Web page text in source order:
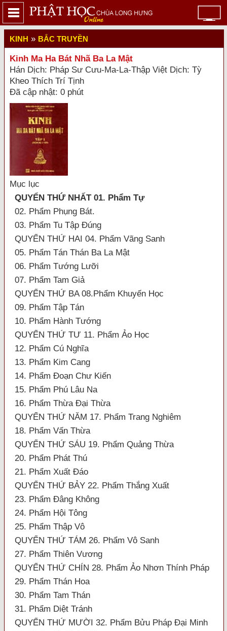
KINH » BẮC TRUYỀN
Kinh Ma Ha Bát Nhã Ba La Mật
Hán Dịch: Pháp Sư Cưu-Ma-La-Thập Việt Dịch: Tỳ
Kheo Thích Trí Tịnh
Đã cập nhật: 0 phút
Mục lục
QUYỂN THỨ NHẤT 01. Phẩm Tự
02. Phẩm Phụng Bát.
03. Phẩm Tu Tập Đúng
QUYỂN THỨ HAI 04. Phẩm Vãng Sanh
05. Phẩm Tán Thán Ba La Mật
06. Phẩm Tướng Lưỡi
07. Phẩm Tam Giả
QUYỂN THỨ BA 08.Phẩm Khuyến Học
09. Phẩm Tập Tán
10. Phẩm Hành Tướng
QUYỂN THỨ TƯ 11. Phẩm Ảo Học
12. Phẩm Cú Nghĩa
13. Phẩm Kim Cang
14. Phẩm Đoạn Chư Kiến
15. Phẩm Phú Lâu Na
16. Phẩm Thừa Đại Thừa
QUYỂN THỨ NĂM 17. Phẩm Trang Nghiêm
18. Phẩm Vấn Thừa
QUYỂN THỨ SÁU 19. Phẩm Quảng Thừa
20. Phẩm Phát Thú
21. Phẩm Xuất Đáo
QUYỂN THỨ BẢY 22. Phẩm Thắng Xuất
23. Phẩm Đâng Không
24. Phẩm Hội Tông
25. Phẩm Thập Vô
QUYỂN THỨ TÁM 26. Phẩm Vô Sanh
27. Phẩm Thiên Vương
QUYỂN THỨ CHÍN 28. Phẩm Ảo Nhơn Thính Pháp
29. Phẩm Thán Hoa
30. Phẩm Tam Thán
31. Phẩm Diệt Tránh
QUYỂN THỨ MƯỜI 32. Phẩm Bửu Pháp Đại Minh